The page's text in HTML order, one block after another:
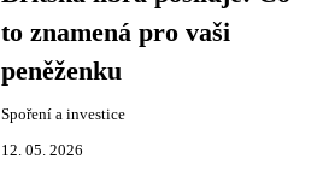
to znamená pro vaši
peněženku
Spoření a investice
12. 05. 2026